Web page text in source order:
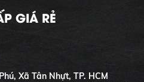
GIÁ RẺ
Xã Tân Nhựt, TP. HCM